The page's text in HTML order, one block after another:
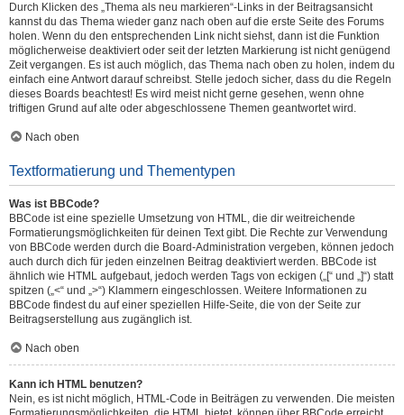
Durch Klicken des „Thema als neu markieren“-Links in der Beitragsansicht
kannst du das Thema wieder ganz nach oben auf die erste Seite des Forums
holen. Wenn du den entsprechenden Link nicht siehst, dann ist die Funktion
möglicherweise deaktiviert oder seit der letzten Markierung ist nicht genügend
Zeit vergangen. Es ist auch möglich, das Thema nach oben zu holen, indem du
einfach eine Antwort darauf schreibst. Stelle jedoch sicher, dass du die Regeln
dieses Boards beachtest! Es wird meist nicht gerne gesehen, wenn ohne
triftigen Grund auf alte oder abgeschlossene Themen geantwortet wird.
Nach oben
Textformatierung und Thementypen
Was ist BBCode?
BBCode ist eine spezielle Umsetzung von HTML, die dir weitreichende
Formatierungsmöglichkeiten für deinen Text gibt. Die Rechte zur Verwendung
von BBCode werden durch die Board-Administration vergeben, können jedoch
auch durch dich für jeden einzelnen Beitrag deaktiviert werden. BBCode ist
ähnlich wie HTML aufgebaut, jedoch werden Tags von eckigen („[“ und „]“) statt
spitzen („<“ und „>“) Klammern eingeschlossen. Weitere Informationen zu
BBCode findest du auf einer speziellen Hilfe-Seite, die von der Seite zur
Beitragserstellung aus zugänglich ist.
Nach oben
Kann ich HTML benutzen?
Nein, es ist nicht möglich, HTML-Code in Beiträgen zu verwenden. Die meisten